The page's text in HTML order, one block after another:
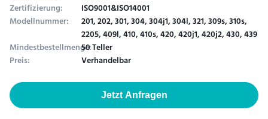
Zertifizierung: ISO9001&ISO14001
Modellnummer: 201, 202, 301, 304, 304j1, 304l, 321, 309s, 310s,
2205, 409l, 410, 410s, 420, 420j1, 420j2, 430, 439
Mindestbestellmenge:50 Teller
Preis: Verhandelbar
Jetzt Anfragen